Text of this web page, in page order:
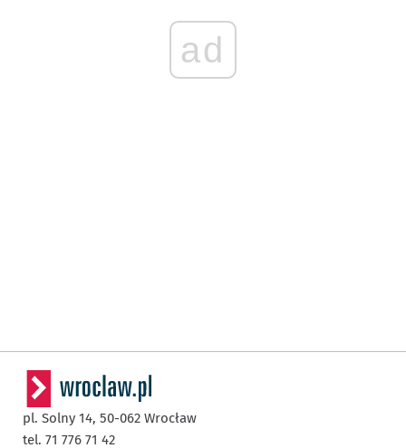
ad
pl. Solny 14, 50-062 Wrocław
tel. 71 776 71 42